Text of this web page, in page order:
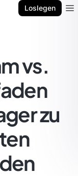
Loslegen
vs.
zu